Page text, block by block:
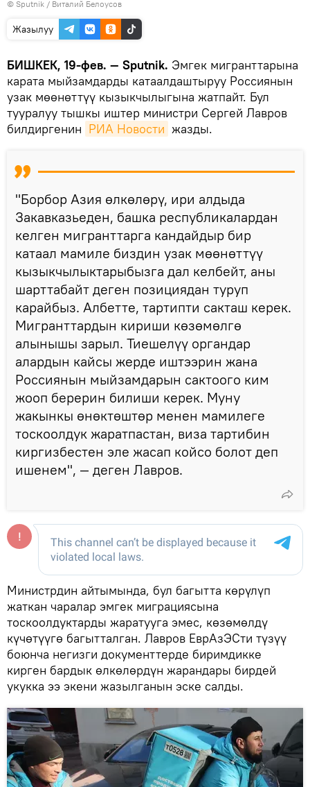
© Sputnik / Виталий Белоусов
Жазылуу
БИШКЕК, 19-фев. — Sputnik. Эмгек мигранттарына
карата мыйзамдарды катаалдаштыруу Россиянын
узак мөөнөттүү кызыкчылыгына жатпайт. Бул
тууралуу тышкы иштер министри Сергей Лавров
билдиргенин РИА Новости жазды.
"Борбор Азия өлкөлөрү, ири алдыда
Закавказьеден, башка республикалардан
келген мигранттарга кандайдыр бир
катаал мамиле биздин узак мөөнөттүү
кызыкчылыктарыбызга дал келбейт, аны
шарттабайт деген позициядан туруп
карайбыз. Албетте, тартипти сакташ керек.
Мигранттардын кириши көзөмөлгө
алынышы зарыл. Тиешелүү органдар
алардын кайсы жерде иштээрин жана
Россиянын мыйзамдарын сактоого ким
жооп берерин билиши керек. Муну
жакынкы өнөктөштөр менен мамилеге
тоскоолдук жаратпастан, виза тартибин
киргизбестен эле жасап койсо болот деп
ишенем", — деген Лавров.
Министрдин айтымында, бул багытта көрүлүп
жаткан чаралар эмгек миграциясына
тоскоолдуктарды жаратууга эмес, көзөмөлдү
күчөтүүгө багытталган. Лавров ЕврАзЭСти түзүү
боюнча негизги документтерде биримдикке
кирген бардык өлкөлөрдүн жарандары бирдей
укукка ээ экени жазылганын эске салды.